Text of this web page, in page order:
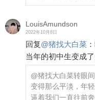
LouisAmundson
2022年10月8日
回复@猪找大白菜 ：
当年的初中生变成
@猪找大白菜转眼
变得那么平淡，年
逼着我们一直往前